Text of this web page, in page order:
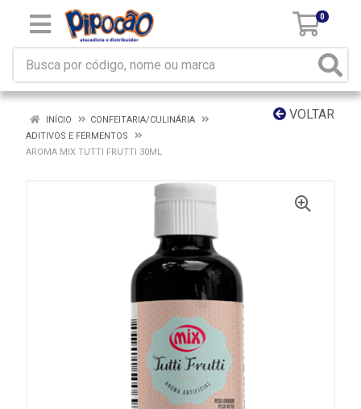
0
VOLTAR
INÍCIO
CONFEITARIA/CULINÁRIA
ADITIVOS E FERMENTOS
AROMA MIX TUTTI FRUTTI 30ML